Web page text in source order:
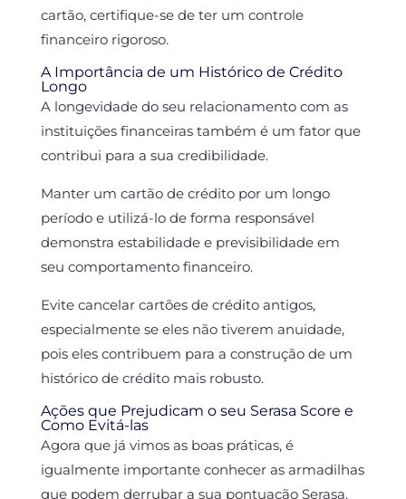
cartão, certifique-se de ter um controle
financeiro rigoroso.
A Importância de um Histórico de Crédito
Longo
A longevidade do seu relacionamento com as
instituições financeiras também é um fator que
contribui para a sua credibilidade.
Manter um cartão de crédito por um longo
período e utilizá-lo de forma responsável
demonstra estabilidade e previsibilidade em
seu comportamento financeiro.
Evite cancelar cartões de crédito antigos,
especialmente se eles não tiverem anuidade,
pois eles contribuem para a construção de um
histórico de crédito mais robusto.
Ações que Prejudicam o seu Serasa Score e
Como Evitá-las
Agora que já vimos as boas práticas, é
igualmente importante conhecer as armadilhas
que podem derrubar a sua pontuação Serasa.